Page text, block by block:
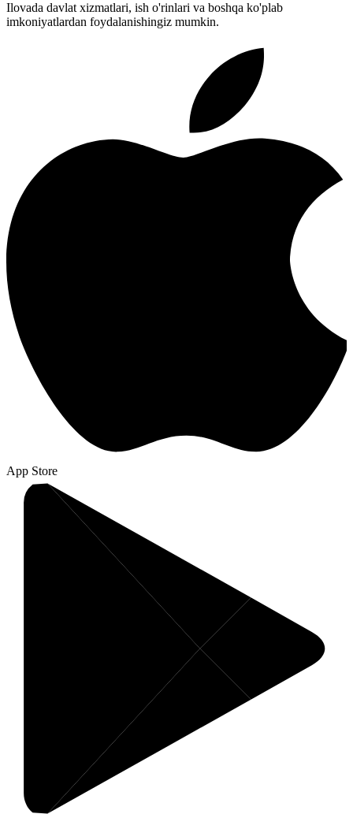
Ilovada davlat xizmatlari, ish o'rinlari va boshqa ko'plab
imkoniyatlardan foydalanishingiz mumkin.
App Store